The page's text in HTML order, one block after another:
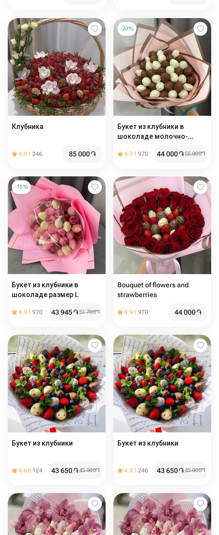
Клубника
4.81 246 85 000֏
-20%
Букет из клубники в
шоколаде молочно-
4.91 970 44 000֏55 000֏
-15%
Букет из клубники в
шоколаде размер L
4.91 970 43 945֏51 700֏
Bouquet of flowers and
strawberries
4.91 970 44 000֏
Букет из клубники
4.68 124 43 650֏45 000֏
Букет из клубники
4.81 246 43 650֏45 000֏